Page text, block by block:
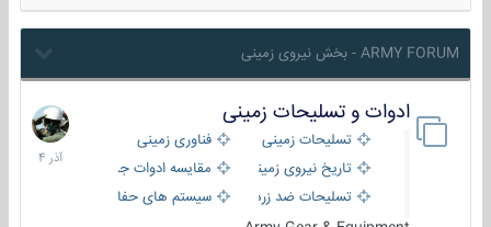
ARMY FORUM - بخش نیروی زمینی
ادوات و تسلیحات زمینی
تسلیحات زمینی
فناوری زمینی
تاریخ نیروی زمینی
مقایسه ادوات جنگی
تسلیحات ضد زره
سیستم های حفاظت فعال
21
آذر
1404